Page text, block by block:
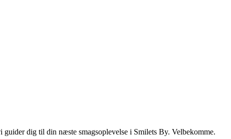
dig til din næste smagsoplevelse i Smilets By. Velbekomme.